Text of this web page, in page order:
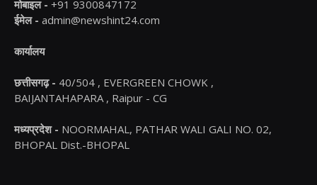
मोबाइल - +91 9300847172
ईमेल - admin@newshint24.com
कार्यालय
छत्तीसगढ़ - 40/504 , EVERGREEN CHOWK ,
BAIJANTAHAPARA , Raipur - CG
मध्यप्रदेश - NOORMAHAL, PATHAR WALI GALI NO. 02,
BHOPAL Dist.-BHOPAL